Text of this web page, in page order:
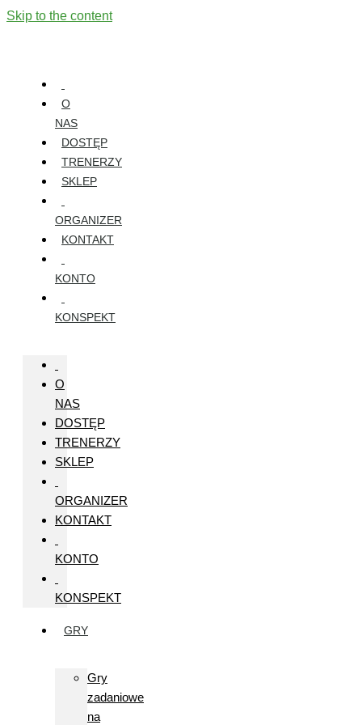
Skip to the content
O
NAS
DOSTĘP
TRENERZY
SKLEP
ORGANIZER
KONTAKT
KONTO
KONSPEKT
O
NAS
DOSTĘP
TRENERZY
SKLEP
ORGANIZER
KONTAKT
KONTO
KONSPEKT
GRY
Gry
zadaniowe
na